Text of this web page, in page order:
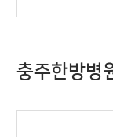
충주한방병